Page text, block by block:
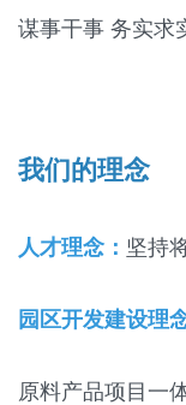
谋事干事 务实求
我们的理念
人才理念： 坚持
园区开发建设理
原料产品项目一